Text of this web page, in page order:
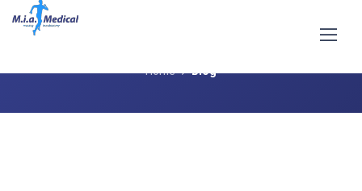
Home Blog